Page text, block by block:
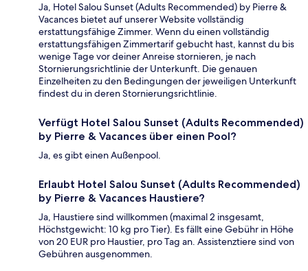
Ja, Hotel Salou Sunset (Adults Recommended) by Pierre &
Vacances bietet auf unserer Website vollständig
erstattungsfähige Zimmer. Wenn du einen vollständig
erstattungsfähigen Zimmertarif gebucht hast, kannst du bis
wenige Tage vor deiner Anreise stornieren, je nach
Stornierungsrichtlinie der Unterkunft. Die genauen
Einzelheiten zu den Bedingungen der jeweiligen Unterkunft
findest du in deren Stornierungsrichtlinie.
Verfügt Hotel Salou Sunset (Adults Recommended)
by Pierre & Vacances über einen Pool?
Ja, es gibt einen Außenpool.
Erlaubt Hotel Salou Sunset (Adults Recommended)
by Pierre & Vacances Haustiere?
Ja, Haustiere sind willkommen (maximal 2 insgesamt,
Höchstgewicht: 10 kg pro Tier). Es fällt eine Gebühr in Höhe
von 20 EUR pro Haustier, pro Tag an. Assistenztiere sind von
Gebühren ausgenommen.